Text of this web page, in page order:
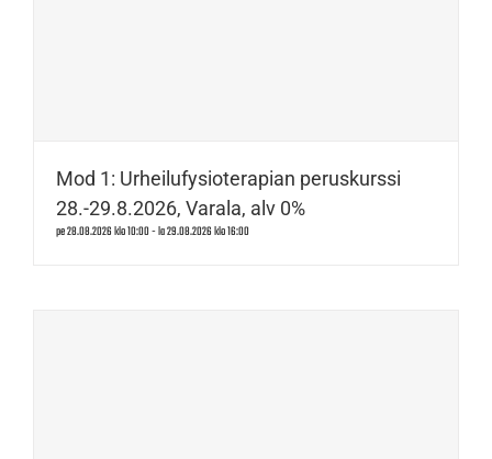
Mod 1: Urheilufysioterapian peruskurssi
28.-29.8.2026, Varala, alv 0%
pe 28.08.2026 klo 10:00-la 29.08.2026 klo 16:00